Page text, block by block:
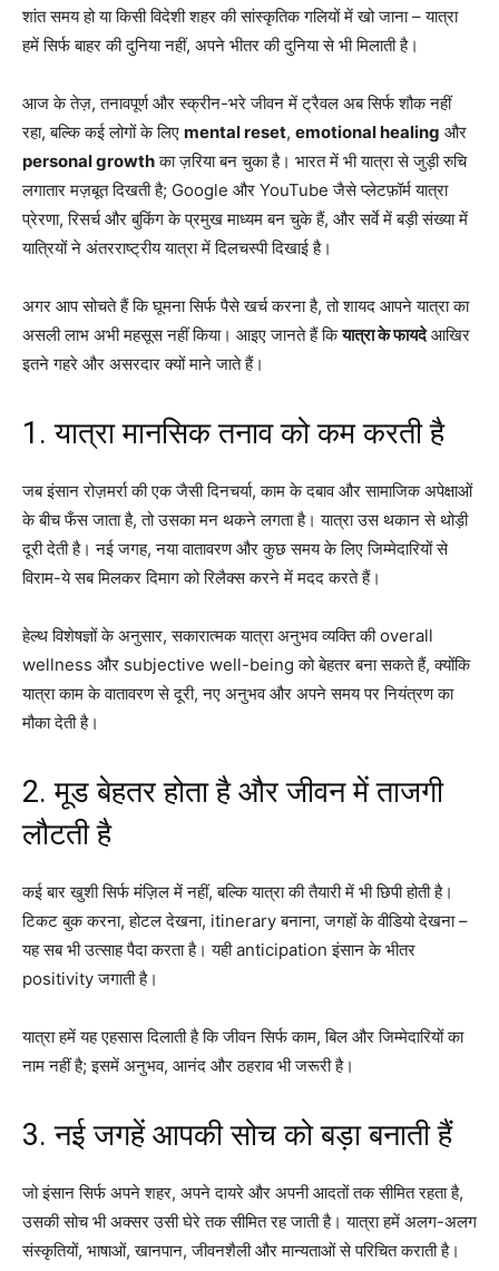
शांत समय हो या किसी विदेशी शहर की सांस्कृतिक गलियों में खो जाना – यात्रा
हमें सिर्फ बाहर की दुनिया नहीं, अपने भीतर की दुनिया से भी मिलाती है।
आज के तेज़, तनावपूर्ण और स्क्रीन-भरे जीवन में ट्रैवल अब सिर्फ शौक नहीं
रहा, बल्कि कई लोगों के लिए mental reset, emotional healing और
personal growthका ज़रिया बन चुका है। भारत में भी यात्रा से जुड़ी रुचि
लगातार मज़बूत दिखती है; Google और YouTube जैसे प्लेटफ़ॉर्म यात्रा
प्रेरणा, रिसर्च और बुकिंग के प्रमुख माध्यम बन चुके हैं, और सर्वे में बड़ी संख्या में
यात्रियों ने अंतरराष्ट्रीय यात्रा में दिलचस्पी दिखाई है।
अगर आप सोचते हैं कि घूमना सिर्फ पैसे खर्च करना है, तो शायद आपने यात्रा का
असली लाभ अभी महसूस नहीं किया। आइए जानते हैं कियात्रा के फायदेआखिर
इतने गहरे और असरदार क्यों माने जाते हैं।
1. यात्रा मानसिक तनाव को कम करती है
जब इंसान रोज़मर्रा की एक जैसी दिनचर्या, काम के दबाव और सामाजिक अपेक्षाओं
के बीच फँस जाता है, तो उसका मन थकने लगता है। यात्रा उस थकान से थोड़ी
दूरी देती है। नई जगह, नया वातावरण और कुछ समय के लिए जिम्मेदारियों से
विराम-ये सब मिलकर दिमाग को रिलैक्स करने में मदद करते हैं।
हेल्थ विशेषज्ञों के अनुसार, सकारात्मक यात्रा अनुभव व्यक्ति की overall
wellness और subjective well-being को बेहतर बना सकते हैं, क्योंकि
यात्रा काम के वातावरण से दूरी, नए अनुभव और अपने समय पर नियंत्रण का
मौका देती है।
2. मूड बेहतर होता है और जीवन में ताजगी
लौटती है
कई बार खुशी सिर्फ मंज़िल में नहीं, बल्कि यात्रा की तैयारी में भी छिपी होती है।
टिकट बुक करना, होटल देखना, itinerary बनाना, जगहों के वीडियो देखना –
यह सब भी उत्साह पैदा करता है। यही anticipation इंसान के भीतर
positivity जगाती है।
यात्रा हमें यह एहसास दिलाती है कि जीवन सिर्फ काम, बिल और जिम्मेदारियों का
नाम नहीं है; इसमें अनुभव, आनंद और ठहराव भी जरूरी है।
3. नई जगहें आपकी सोच को बड़ा बनाती हैं
जो इंसान सिर्फ अपने शहर, अपने दायरे और अपनी आदतों तक सीमित रहता है,
उसकी सोच भी अक्सर उसी घेरे तक सीमित रह जाती है। यात्रा हमें अलग-अलग
संस्कृतियों, भाषाओं, खानपान, जीवनशैली और मान्यताओं से परिचित कराती है।